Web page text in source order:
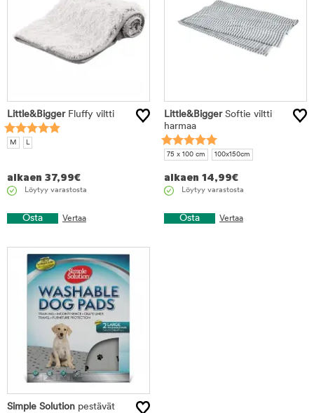
Little&BiggerFluffy viltti
M L
alkaen 37,99€
Löytyy varastosta
Osta Vertaa
Little&BiggerSoftie viltti
harmaa
75 x 100 cm 100x150cm
alkaen 14,99€
Löytyy varastosta
Osta Vertaa
Simple Solution pestävät